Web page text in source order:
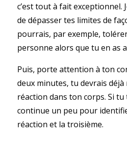
c’est tout à fait exceptionnel.
de dépasser tes limites de
pourrais, par exemple,
personne alors que tu en as
Puis, porte attention à ton
deux minutes, tu devrais
réaction dans ton corps. Si tu
continue un peu pour
réaction et la troisième.